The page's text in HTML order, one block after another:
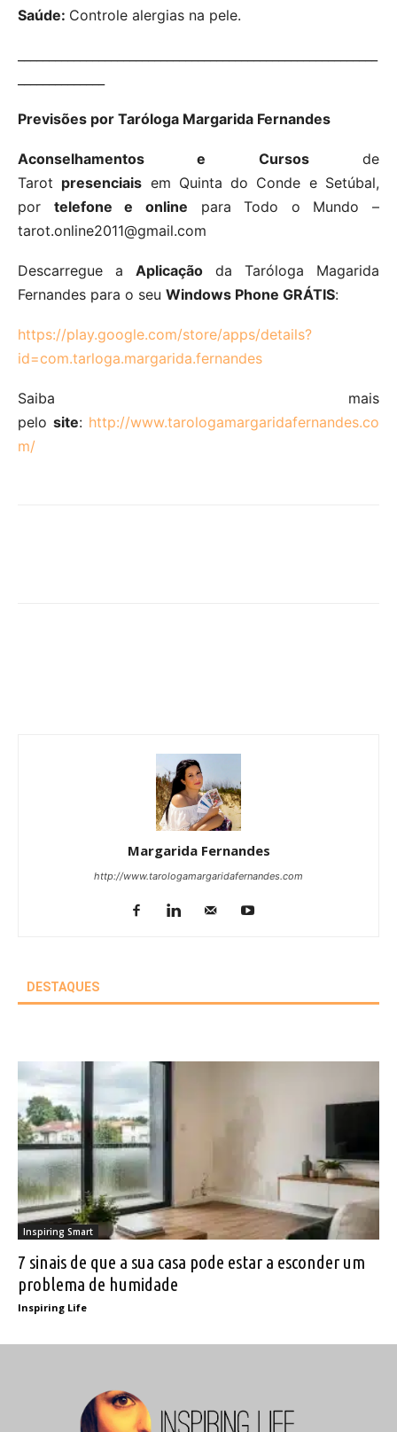
Saúde: Controle alergias na pele.
Previsões por Taróloga Margarida Fernandes
Aconselhamentos e Cursosde
Tarot presenciais em Quinta do Conde e Setúbal,
por telefone e online para Todo o Mundo –
tarot.online2011@gmail.com
Descarregue a Aplicação da Taróloga Magarida
Fernandes para o seu Windows Phone GRÁTIS:
https://play.google.com/store/apps/details?
id=com.tarloga.margarida.fernandes
Saiba mais
pelo site: http://www.tarologamargaridafernandes.co
m/
Margarida Fernandes
http://www.tarologamargaridafernandes.com
DESTAQUES
Inspiring Smart
7 sinais de que a sua casa pode estar a esconder um
problema de humidade
Inspiring Life